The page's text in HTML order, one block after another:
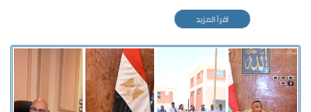
اقرأ المزيد